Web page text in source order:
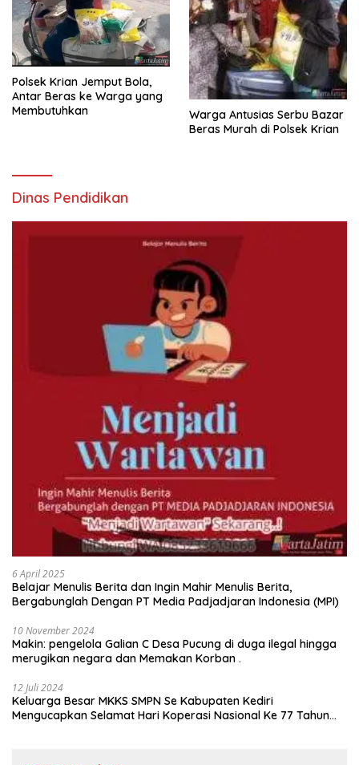
Polsek Krian Jemput Bola,
Antar Beras ke Warga yang
Membutuhkan
Warga Antusias Serbu Bazar
Beras Murah di Polsek Krian
Dinas Pendidikan
6 April 2025
Belajar Menulis Berita dan Ingin Mahir Menulis Berita,
Bergabunglah Dengan PT Media Padjadjaran Indonesia (MPI)
10 November 2024
Makin: pengelola Galian C Desa Pucung di duga ilegal hingga
merugikan negara dan Memakan Korban .
12 Juli 2024
Keluarga Besar MKKS SMPN Se Kabupaten Kediri
Mengucapkan Selamat Hari Koperasi Nasional Ke 77 Tahun